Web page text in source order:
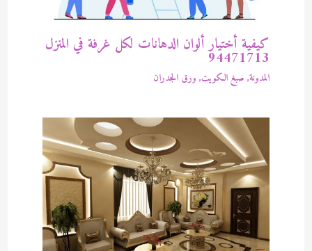
كيفية أختيار ألوان الدهانات لكل غرفة في المنزل
94471713
المدونة, صبغ الكويت, ورق الجدران